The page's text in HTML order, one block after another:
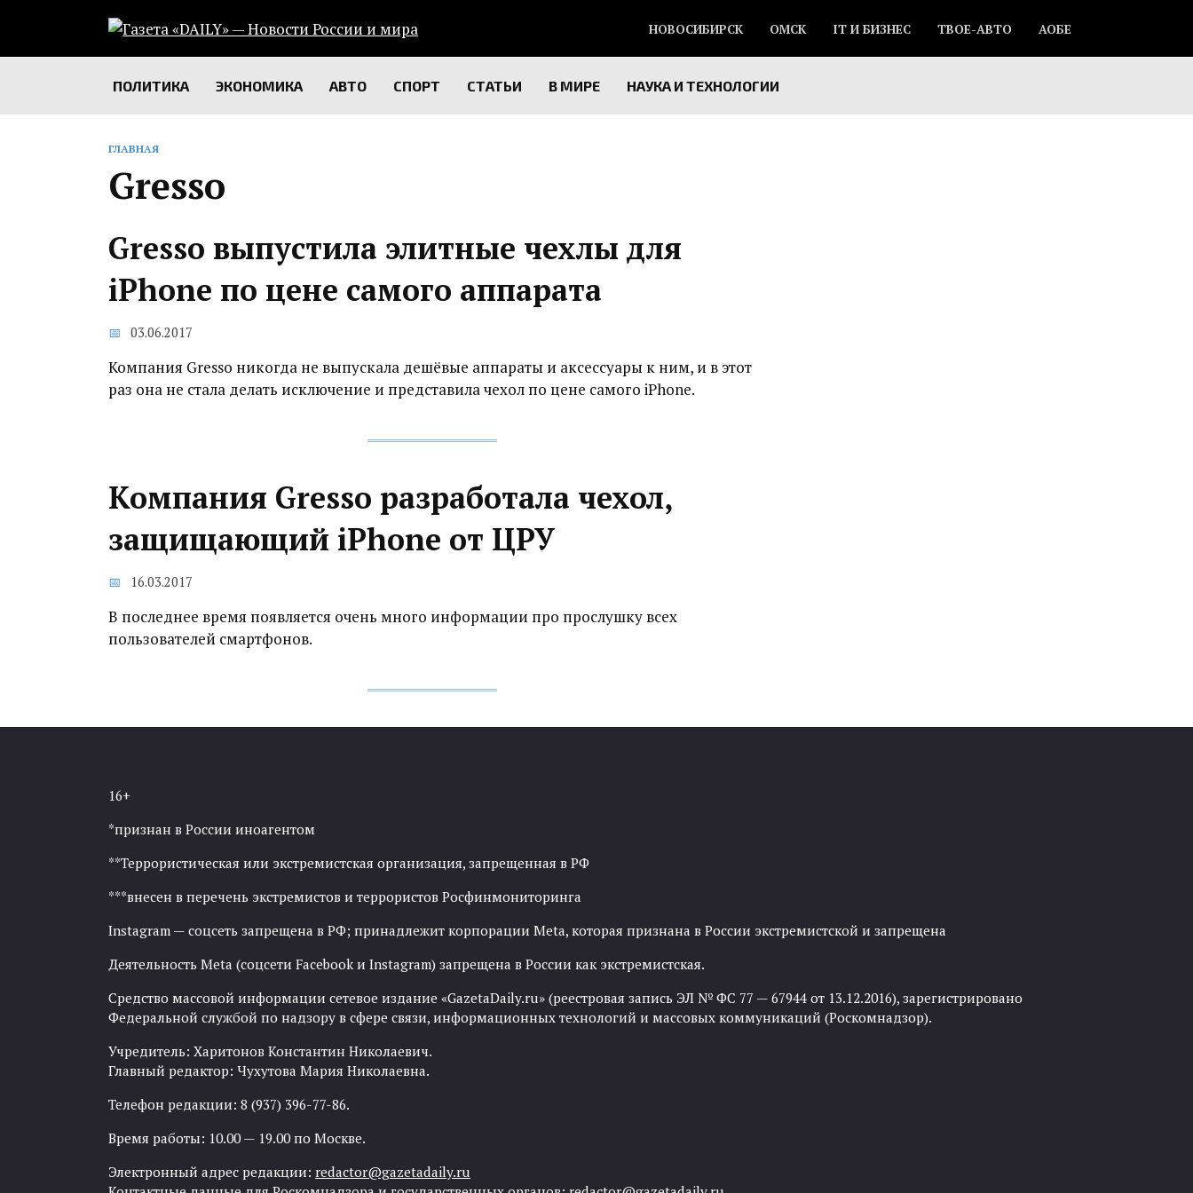
содержанию
НОВОСИБИРСК ОМСК IT И БИЗНЕС ТВОЕ-АВТО АОБЕ
ПОЛИТИКА ЭКОНОМИКА АВТО СПОРТ СТАТЬИ В МИРЕ НАУКА И ТЕХНОЛОГИИ
ГЛАВНАЯ
Gresso
Gresso выпустила элитные чехлы для
iPhone по цене самого аппарата
03.06.2017
Компания Gresso никогда не выпускала дешёвые аппараты и аксессуары к ним, и в этот
раз она не стала делать исключение и представила чехол по цене самого iPhone.
Компания Gresso разработала чехол,
защищающий iPhone от ЦРУ
16.03.2017
В последнее время появляется очень много информации про прослушку всех
пользователей смартфонов.
16+
*признан в России иноагентом
**Террористическая или экстремистская организация, запрещенная в РФ
***внесен в перечень экстремистов и террористов Росфинмониторинга
Instagram — соцсеть запрещена в РФ; принадлежит корпорации Meta, которая признана в России экстремистской и запрещена
Деятельность Meta (соцсети Facebook и Instagram) запрещена в России как экстремистская.
Средство массовой информации сетевое издание «GazetaDaily.ru» (реестровая запись ЭЛ № ФС 77 — 67944 от 13.12.2016), зарегистрировано
Федеральной службой по надзору в сфере связи, информационных технологий и массовых коммуникаций (Роскомнадзор).
Учредитель: Харитонов Константин Николаевич.
Главный редактор: Чухутова Мария Николаевна.
Телефон редакции: 8 (937) 396-77-86.
Время работы: 10.00 — 19.00 по Москве.
Электронный адрес редакции: redactor@gazetadaily.ru